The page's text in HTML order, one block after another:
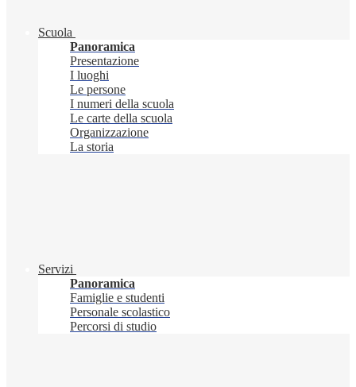
Scuola
Panoramica
Presentazione
I luoghi
Le persone
I numeri della scuola
Le carte della scuola
Organizzazione
La storia
Servizi
Panoramica
Famiglie e studenti
Personale scolastico
Percorsi di studio